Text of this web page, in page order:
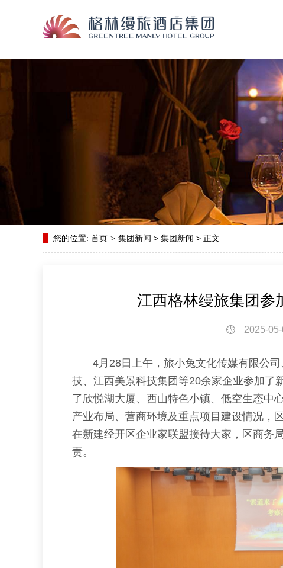
您的位置: 首页 > 集团新闻 > 集团新闻 > 正文
江西格林缦旅集团参
2025-
4月28日上午，旅小兔文化传媒有限公司
技、江西美景科技集团等20余家企业参加了
了欣悦湖大厦、西山特色小镇、低空生态中
产业布局、营商环境及重点项目建设情况，
在新建经开区企业家联盟接待大家，区商务
责。